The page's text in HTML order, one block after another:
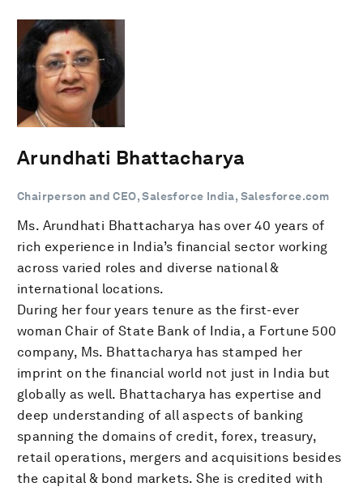
Arundhati Bhattacharya
Chairperson and CEO, Salesforce India, Salesforce.com
Ms. Arundhati Bhattacharya has over 40 years of
rich experience in India’s financial sector working
across varied roles and diverse national &
international locations.
During her four years tenure as the first-ever
woman Chair of State Bank of India, a Fortune 500
company, Ms. Bhattacharya has stamped her
imprint on the financial world not just in India but
globally as well. Bhattacharya has expertise and
deep understanding of all aspects of banking
spanning the domains of credit, forex, treasury,
retail operations, mergers and acquisitions besides
the capital & bond markets. She is credited with